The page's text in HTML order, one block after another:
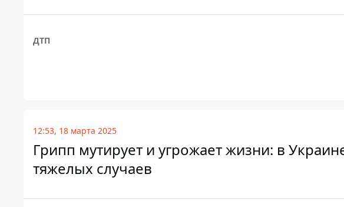
ДТП
12:53, 18 марта 2025
Грипп мутирует и угрожает жизни: в
тяжелых случаев